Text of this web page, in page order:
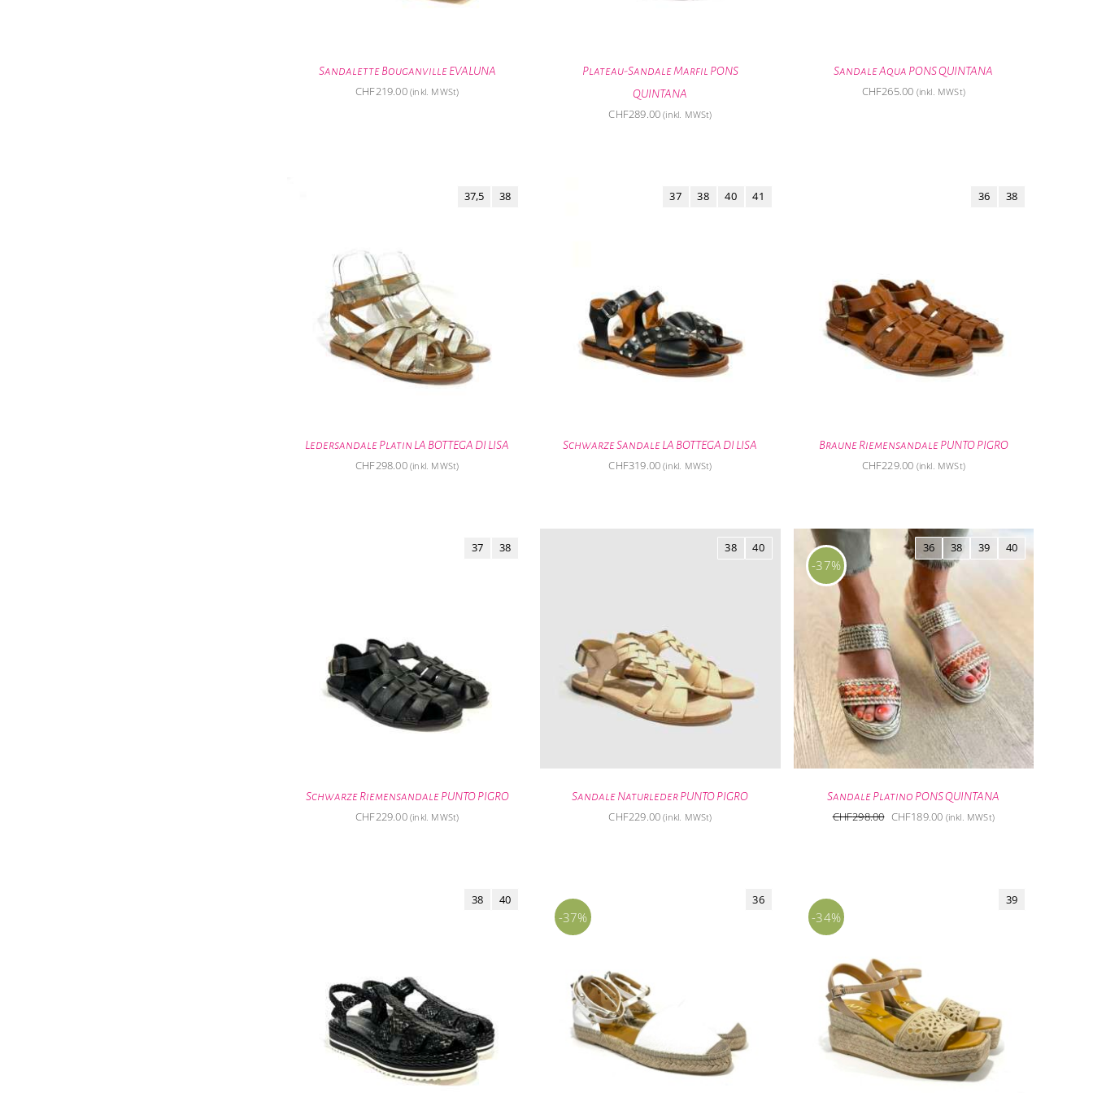
Sandalette Bouganville EVALUNA
CHF219.00 (inkl. MWSt)
Plateau-Sandale Marfil PONS
QUINTANA
CHF289.00 (inkl. MWSt)
Sandale Aqua PONS QUINTANA
CHF265.00 (inkl. MWSt)
Ledersandale Platin LA BOTTEGA DI LISA
37,5 38
CHF298.00 (inkl. MWSt)
Schwarze Sandale LA BOTTEGA DI LISA
37 38 40 41
CHF319.00 (inkl. MWSt)
Braune Riemensandale PUNTO PIGRO
36 38
CHF229.00 (inkl. MWSt)
Schwarze Riemensandale PUNTO PIGRO
37 38
CHF229.00 (inkl. MWSt)
Sandale Naturleder PUNTO PIGRO
38 40
CHF229.00 (inkl. MWSt)
-37%
Sandale Platino PONS QUINTANA
36 38 39 40
CHF298.00 Ursprünglicher
CHF189.00Aktueller
(inkl. MWSt)
38 40
-37%
36
-34%
39